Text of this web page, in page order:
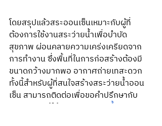
โดยสรุปแล้วสระออนเซ็นเหมาะกับผู้ที่
ต้องการใช้งานสระว่ายน้ำเพื่อบำบัด
สุขภาพ ผ่อนคลายความเคร่งเครียดจาก
การทำงาน ซึ่งพื้นที่ในการก่อสร้างต้องมี
ขนาดกว้างมากพอ อากาศถ่ายเทสะดวก
ทั้งนี้สำหรับผู้ที่สนใจสร้างสระว่ายน้ำออน
เซ็น สามารถติดต่อเพื่อขอคำปรึกษากับ
SiamPool ผู้ให้บริการ
สระว่ายน้ำครบวงจร